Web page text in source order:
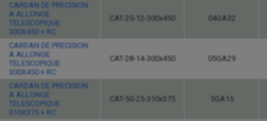
CARDAN DE PRECISION
A ALLONGE
TELESCOPIQUE
300X450 + RC
CAT-25-12-300x450 04GA32
CARDAN DE PRECISION
A ALLONGE
TELESCOPIQUE
300X450 + RC
CAT-28-14-300x450 05GA29
CARDAN DE PRECISION
A ALLONGE
TELESCOPIQUE
310X375 + RC
CAT-50-25-310x375 5GA15